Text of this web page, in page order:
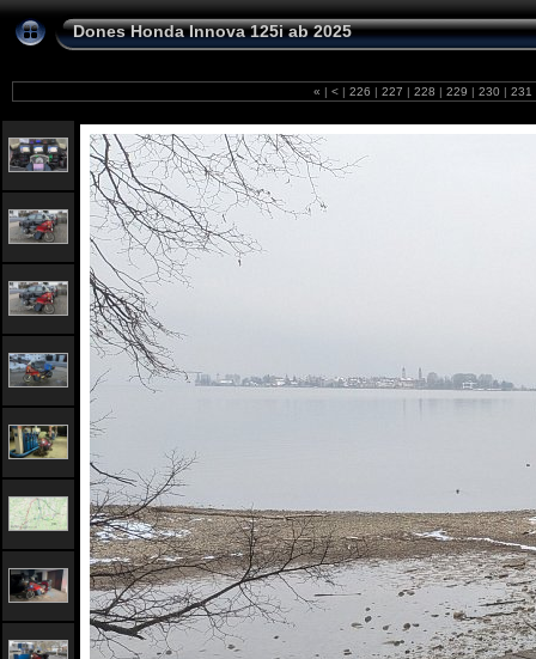
Dones Honda Innova 125i ab 2025
« | < | 226 | 227 | 228 | 229 | 230 | 231